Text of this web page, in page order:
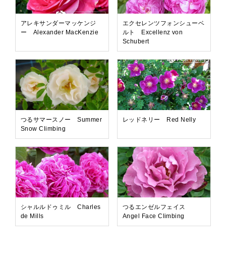
アレキサンダーマッケンジ
ー Alexander MacKenzie
エクセレンツフォンシューベ
ルト Excellenz von
Schubert
つるサマースノー Summer
Snow Climbing
レッドネリー Red Nelly
シャルルドゥミル Charles
de Mills
つるエンゼルフェイス
Angel Face Climbing